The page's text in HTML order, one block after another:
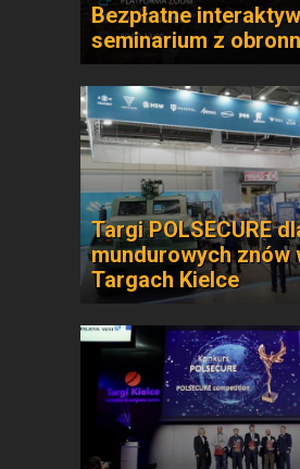
Bezpłatne
seminarium z
Targi POLSECURE
mundurowych znów
Targach Kielce